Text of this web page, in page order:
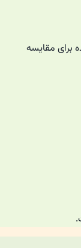
برای مقایسه